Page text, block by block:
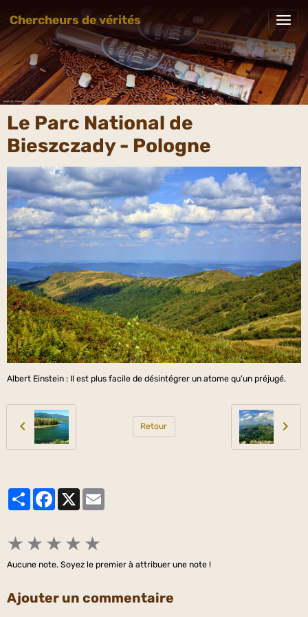
Chercheurs de vérités
Le Parc National de
Bieszczady - Pologne
Albert Einstein : Il est plus facile de désintégrer un atome qu’un préjugé.
Retour
PartagerFacebook
X
★ ★ ★ ★ ★
Aucune note. Soyez le premier à attribuer une note !
Ajouter un commentaire